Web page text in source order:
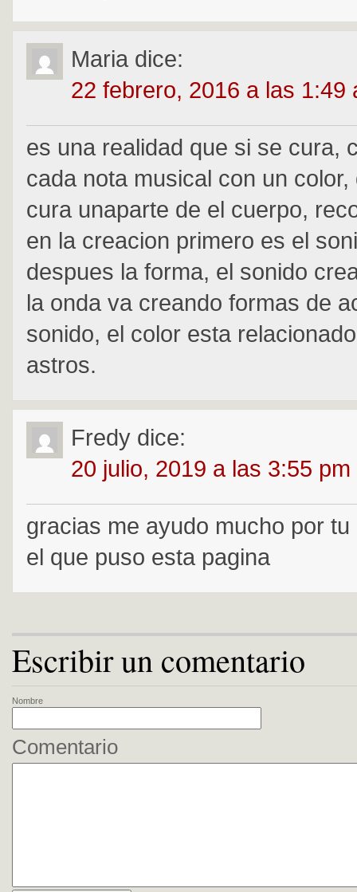
Maria dice:
22 febrero, 2016 a las 1:49
es una realidad que si se cura,
cada nota musical con un
cura unaparte de el cuerpo,
en la creacion primero es el
despues la forma, el sonido
la onda va creando formas de
sonido, el color esta
astros.
Fredy dice:
20 julio, 2019 a las 3:55 pm
gracias me ayudo mucho por
el que puso esta pagina
Escribir un comentario
Nombre
Comentario